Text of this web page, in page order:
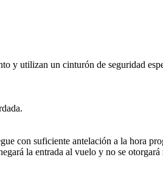
y utilizan un cinturón de seguridad
con suficiente antelación a la hora
la entrada al vuelo y no se